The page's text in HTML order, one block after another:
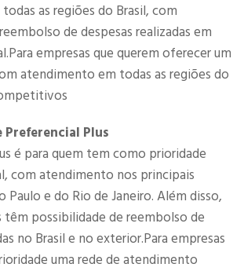
as regiões do Brasil, com
de despesas realizadas em
empresas que querem oferecer um
atendimento em todas as regiões do
Preferencial Plus
é para quem tem como prioridade
com atendimento nos principais
Paulo e do Rio de Janeiro. Além disso,
têm possibilidade de reembolso de
no Brasil e no exterior.Para empresas
uma rede de atendimento